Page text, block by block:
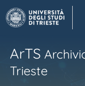
ArTS
Trieste